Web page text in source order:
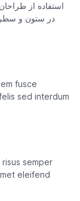
استفاده از
در ستون و
fusce
sed interdum
semper
eleifend